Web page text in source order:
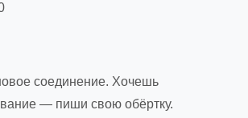
соединение. Хочешь
— пиши свою обёртку.